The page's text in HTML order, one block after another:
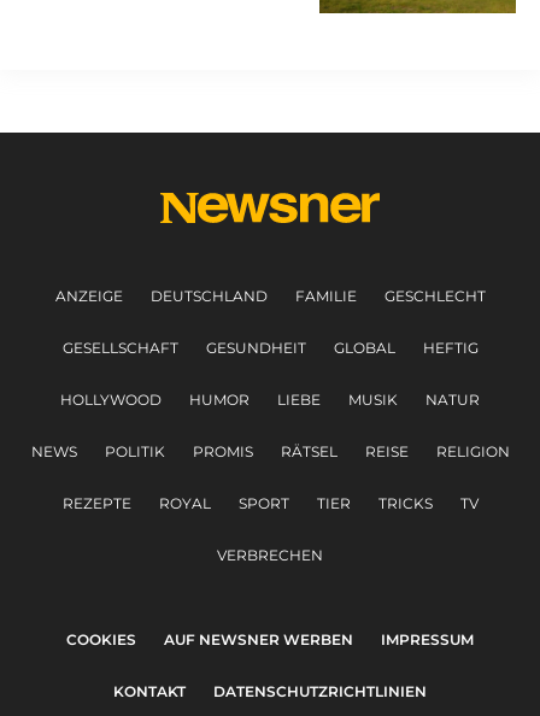
ANZEIGE DEUTSCHLAND FAMILIE GESCHLECHT
GESELLSCHAFT GESUNDHEIT GLOBAL HEFTIG
HOLLYWOOD HUMOR LIEBE MUSIK NATUR
NEWS POLITIK PROMIS RÄTSEL REISE RELIGION
REZEPTE ROYAL SPORT TIER TRICKS TV
VERBRECHEN
COOKIES AUF NEWSNER WERBEN IMPRESSUM
KONTAKT DATENSCHUTZRICHTLINIEN